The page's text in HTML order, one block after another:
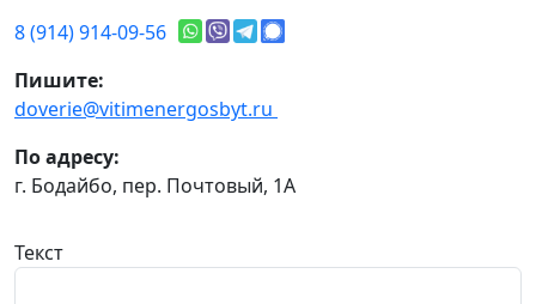
8 (914) 914-09-56
Пишите:
doverie@vitimenergosbyt.ru
По адресу:
г. Бодайбо, пер. Почтовый, 1А
Текст